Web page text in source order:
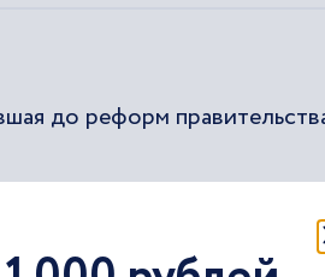
до реформ